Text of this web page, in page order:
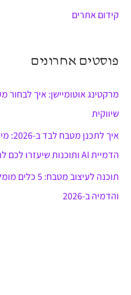
קידום אתרים
פוסטים אחרונים
מרקטינג אוטומיישן: איך לבחור
שיווקית
איך
הדמיית AI ותוכנות שיעזרו לכם לראות הכול מראש
תוכנה לעיצוב
והדמיה ב-2026